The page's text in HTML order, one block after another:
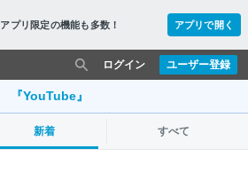
アプリ限定の機能も多数！ アプリで開く
ユーザー登録
ログイン
『YouTube』
新着 すべて